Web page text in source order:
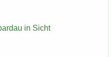
in Sicht